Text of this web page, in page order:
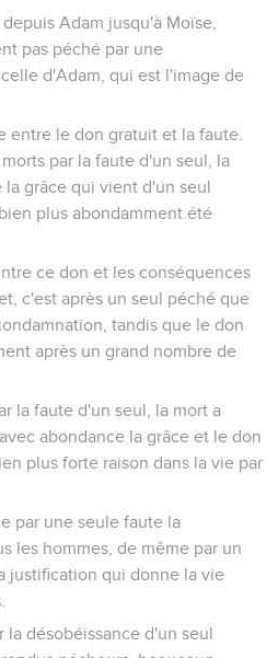
Adam jusqu'à Moïse,
pas péché par une
d'Adam, qui est l'image de
entre le don gratuit et la faute.
par la faute d'un seul, la
grâce qui vient d'un seul
plus abondamment été
ce don et les conséquences
c'est après un seul péché que
tandis que le don
après un grand nombre de
la faute d'un seul, la mort a
abondance la grâce et le don
plus forte raison dans la vie par
par une seule faute la
les hommes, de même par un
justification qui donne la vie
la désobéissance d'un seul